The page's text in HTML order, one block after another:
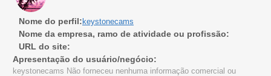
Nome do perfil: keystonecams
Nome da empresa, ramo de atividade ou profissão:
URL do site:
Apresentação do usuário/negócio:
keystonecams Não forneceu nenhuma informação comercial ou